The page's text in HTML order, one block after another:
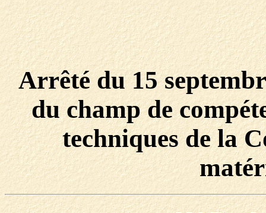
Arrêté du 15
du champ de
techniques de la